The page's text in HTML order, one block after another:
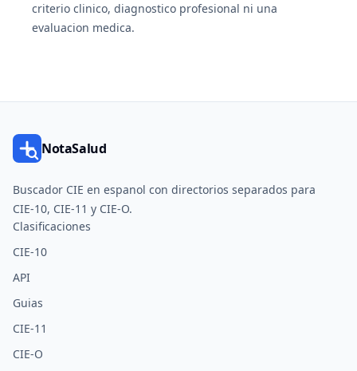
criterio clinico, diagnostico profesional ni una
evaluacion medica.
NotaSalud
Buscador CIE en espanol con directorios separados para
CIE-10, CIE-11 y CIE-O.
Clasificaciones
CIE-10
API
Guias
CIE-11
CIE-O